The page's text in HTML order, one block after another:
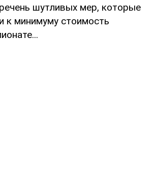
шутливых мер, которые
к минимуму стоимость